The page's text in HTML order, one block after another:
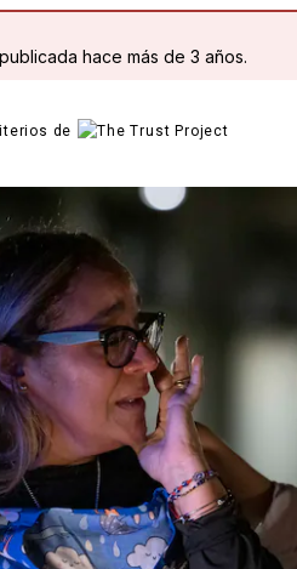
hace más de 3 años.
de